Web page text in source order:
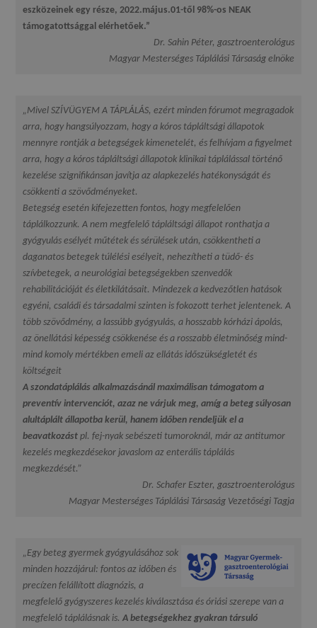
eszközeinek egy része, 2022.május.01-től 98%-os NEAK
támogatottsággal elérhetőek.”
Dr. Sahin Péter, gasztroenterológus
Magyar Mesterséges Táplálási Társaság elnöke
„Mivel SZÍVÜGYEM A TÁPLÁLÁS, ezért minden fórumot megragadok
arra, hogy hangsúlyozzam, hogy a kóros tápláltsági állapotok
mennyre rontják a betegségek kimenetelét, és felhívjam a figyelmet
arra, hogy a kóros tápláltsági állapotok klinikai táplálással történő
kezelése szignifikánsan javítja az alapkezelés hatékonyságát és
csökkenti a szövődményeket.
Betegség esetén kifejezetten fontos, hogy megfelelően
táplálkozzunk. A nem megfelelő tápláltsági állapot ronthatja a
gyógyulás esélyét műtétek és sérülések után, csökkentheti a
daganatos betegek túlélési esélyeit, nehezítheti a tüdő- és
szívbetegek, a neurológiai betegségekben szenvedők
rehabilitációját és életkilátásait. Mindezek a kedvezőtlen hatások
egyéni, családi és társadalmi szinten is fokozott terhet jelentenek. A
több szövődmény, a lassúbb gyógyulás, a hosszabb kórházi ápolás,
az önellátási képesség csökkenése és a rosszabb életminőség mind-
mind komoly mértékben emeli az ellátás időszükségletét és
költségeit
A szondatáplálás alkalmazásánál maximálisan támogatom a
preventív intervenciót, azaz ne várjuk meg, amíg a beteg súlyosan
alultáplált állapotba kerül, hanem időben rendeljük el a
beavatkozást pl. fej-nyak sebészeti tumoroknál, már az antitumor
kezelés megkezdésekor javaslom az enterális táplálás
megkezdését.”
Dr. Schafer Eszter, gasztroenterológus
Magyar Mesterséges Táplálási Társaság Vezetőségi Tagja
„Egy beteg gyermek gyógyulásához sok
minden hozzájárul: fontos az időben és
precízen felállított diagnózis, a
megfelelő gyógyszeres kezelés kiválasztása és óriási szerepe van a
megfelelő táplálásnak is.A betegségekhez gyakran társuló